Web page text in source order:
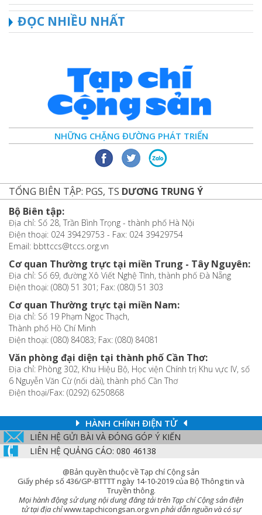
ĐỌC NHIỀU NHẤT
NHỮNG CHẶNG ĐƯỜNG PHÁT TRIỂN
TỔNG BIÊN TẬP: PGS, TS DƯƠNG TRUNG Ý
Bộ Biên tập:
Địa chỉ: Số 28, Trần Bình Trọng - thành phố Hà Nội
Điện thoại: 024 39429753 - Fax: 024 39429754
Email: bbttccs@tccs.org.vn
Cơ quan Thường trực tại miền Trung - Tây Nguyên:
Địa chỉ: Số 69, đường Xô Viết Nghệ Tĩnh, thành phố Đà Nẵng
Điện thoại: (080) 51 301; Fax: (080) 51 303
Cơ quan Thường trực tại miền Nam:
Địa chỉ: Số 19 Phạm Ngọc Thạch,
Thành phố Hồ Chí Minh
Điện thoại: (080) 84083; Fax: (080) 84081
Văn phòng đại diện tại thành phố Cần Thơ:
Địa chỉ: Phòng 302, Khu Hiệu Bộ, Học viện Chính trị Khu vực IV, số
6 Nguyễn Văn Cừ (nối dài), thành phố Cần Thơ
Điện thoại/Fax: (0292) 6250868
HÀNH CHÍNH ĐIỆN TỬ
LIÊN HỆ GỬI BÀI VÀ ĐÓNG GÓP Ý KIẾN
LIÊN HỆ QUẢNG CÁO: 080 46138
@Bản quyền thuộc về Tạp chí Cộng sản
Giấy phép số 436/GP-BTTTT ngày 14-10-2019 của Bộ Thông tin và
Truyền thông.
Mọi hành động sử dụng nội dung đăng tải trên Tạp chí Cộng sản điện
tử tại địa chỉwww.tapchicongsan.org.vn phải dẫn nguồn và có sự